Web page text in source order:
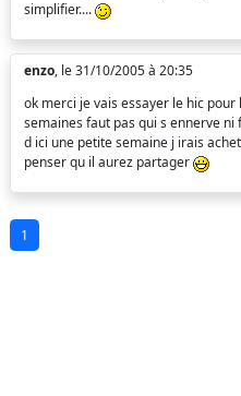
simplifier....
enzo, le 31/10/2005 à 20:35
ok merci je vais essayer le hic
semaines faut pas qui s ennerve
d ici une petite semaine j irais
penser qu il aurez partager
1